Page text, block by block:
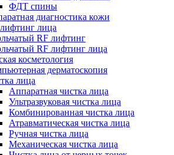
ФДТ спины
диагностика кожи
лица
RF лифтинг
RF лифтинг лица
косметология
дерматоскопия
лица
Аппаратная чистка лица
Ультразвуковая чистка лица
Комбинированная чистка лица
Атравматическая чистка лица
Ручная чистка лица
Механическая чистка лица